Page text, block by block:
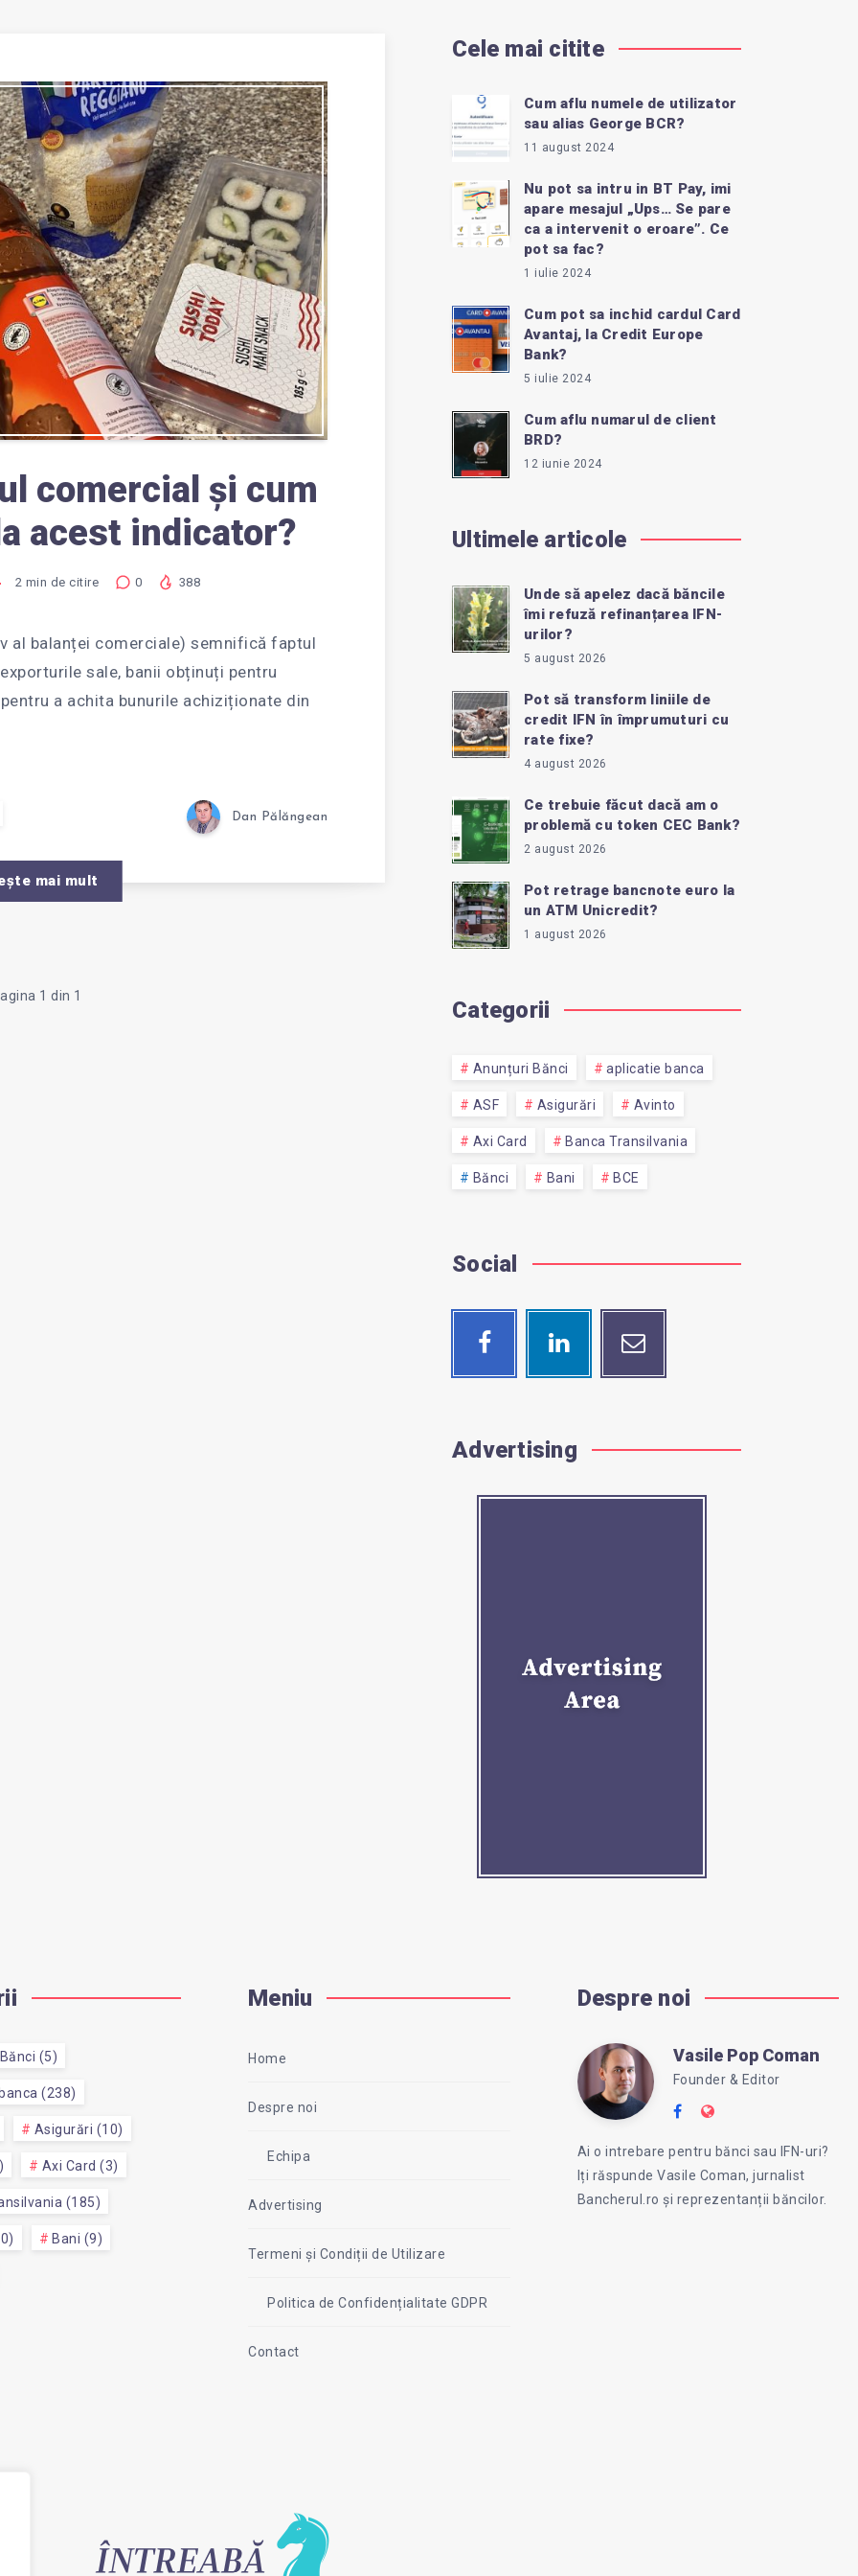
comercial și cum
acest indicator?
2 min de citire 0 388
al balanței comerciale) semnifică faptul
sale, banii obținuți pentru
a achita bunurile achiziționate din
Dan Pălăngean
mai mult
1 din 1
Cele mai citite
Cum aflu numele de utilizator
sau alias George BCR?
11 august 2024
Nu pot sa intru in BT Pay, imi
apare mesajul „Ups… Se pare
ca a intervenit o eroare”. Ce
pot sa fac?
1 iulie 2024
Cum pot sa inchid cardul Card
Avantaj, la Credit Europe
Bank?
5 iulie 2024
Cum aflu numarul de client
BRD?
12 iunie 2024
Ultimele articole
Unde să apelez dacă băncile
îmi refuză refinanțarea IFN-
urilor?
5 august 2026
Pot să transform liniile de
credit IFN în împrumuturi cu
rate fixe?
4 august 2026
Ce trebuie făcut dacă am o
problemă cu token CEC Bank?
2 august 2026
Pot retrage bancnote euro la
un ATM Unicredit?
1 august 2026
Categorii
Anunțuri Bănci aplicatie banca
ASF Asigurări Avinto
Axi Card Banca Transilvania
Bănci Bani BCE
Social
Facebook
Follow
Linkedin
Visit
Email
Contact
Advertising
(5)
(238)
Asigurări (10)
Axi Card (3)
(185)
Bani (9)
Meniu
Home
Despre noi
Echipa
Advertising
Termeni și Condiții de Utilizare
Politica de Confidențialitate GDPR
Contact
Despre noi
Vasile
Pop
Coman
Vasile Pop Coman
Founder & Editor
Follow
on
Website:
Ai o intrebare pentru bănci sau IFN-uri?
Iți răspunde Vasile Coman, jurnalist
Bancherul.ro și reprezentanții băncilor.